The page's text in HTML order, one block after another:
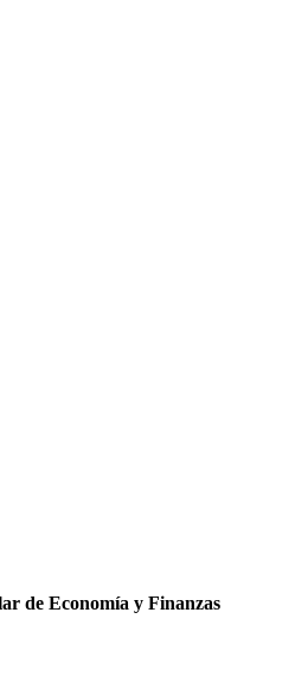
de Economía y Finanzas